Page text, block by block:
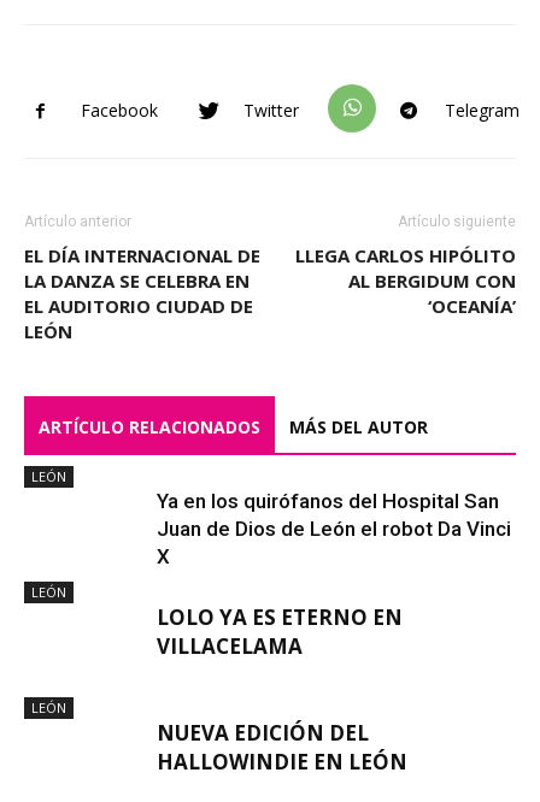
Facebook Twitter Telegram
Artículo anterior
EL DÍA INTERNACIONAL DE
LA DANZA SE CELEBRA EN
EL AUDITORIO CIUDAD DE
LEÓN
Artículo siguiente
LLEGA CARLOS HIPÓLITO
AL BERGIDUM CON
‘OCEANÍA’
ARTÍCULO RELACIONADOS MÁS DEL AUTOR
LEÓN
Ya en los quirófanos del Hospital San
Juan de Dios de León el robot Da Vinci
X
LEÓN
LOLO YA ES ETERNO EN
VILLACELAMA
LEÓN
NUEVA EDICIÓN DEL
HALLOWINDIE EN LEÓN